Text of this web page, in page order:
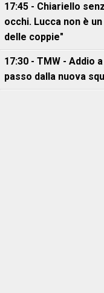
17:45 - Chiariello
occhi. Lucca non è
delle coppie"
17:30 - TMW - Addio
passo dalla nuova